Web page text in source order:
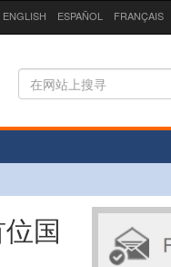
ENGLISH ESPAÑOL FRANÇAIS
国